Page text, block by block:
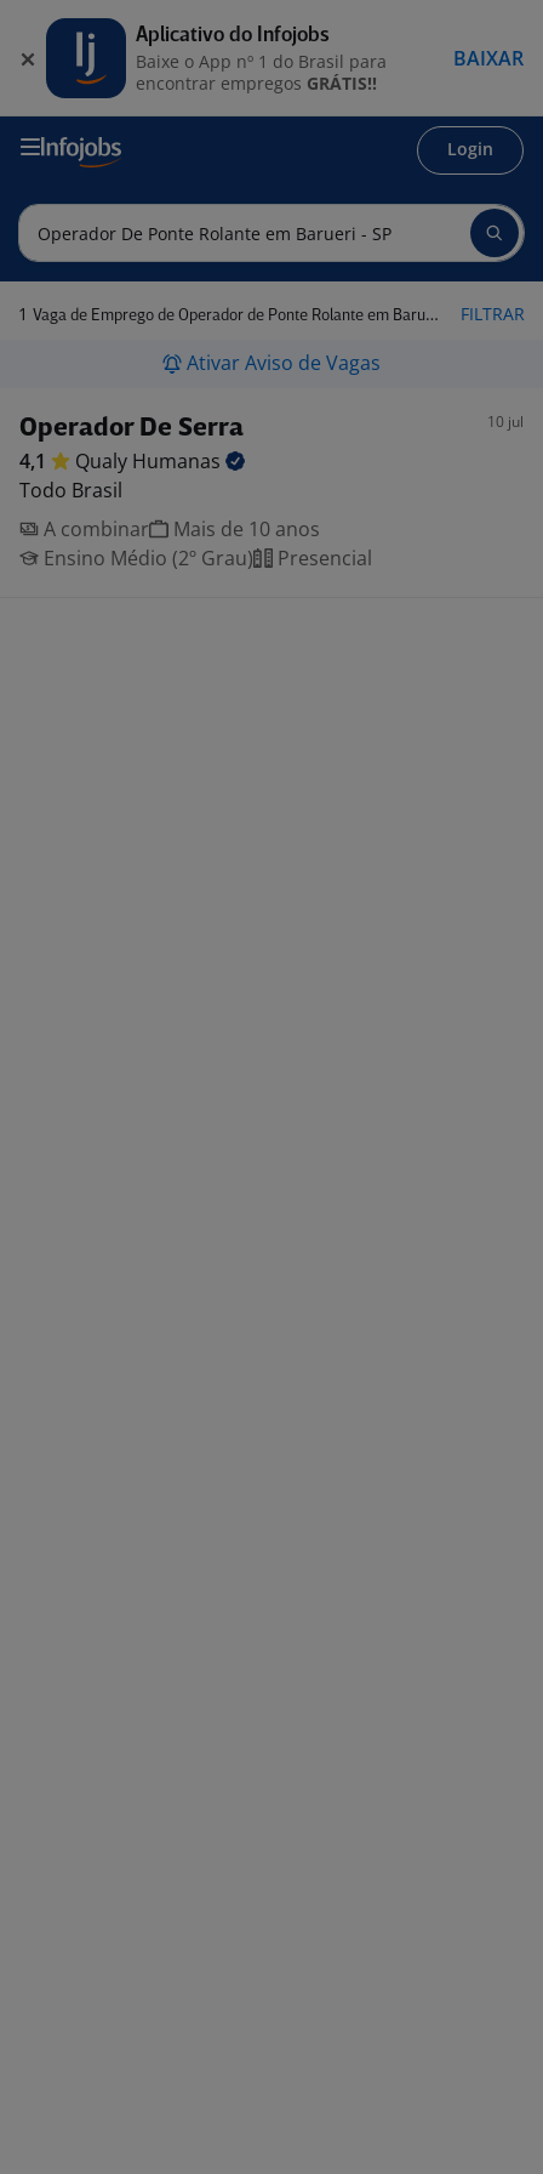
Login
1 Vaga de Emprego de Operador de Ponte Rolante em Barueri - SP FILTRAR
Ativar Aviso de Vagas
Operador De Serra 10 jul
4,1 Qualy Humanas
Todo Brasil
A combinar
Mais de 10 anos
Ensino Médio (2º Grau)
Presencial
Aplicativo do Infojobs
Baixe o App nº 1 do Brasil para
encontrar empregos GRÁTIS!!
BAIXAR